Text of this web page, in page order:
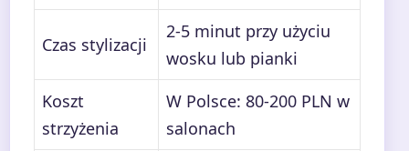
Czas stylizacji
2-5 minut przy użyciu
wosku lub pianki
Koszt
strzyżenia
W Polsce: 80-200 PLN w
salonach